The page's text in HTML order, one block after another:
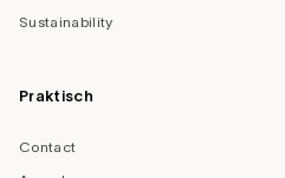
Sustainability
Praktisch
Contact